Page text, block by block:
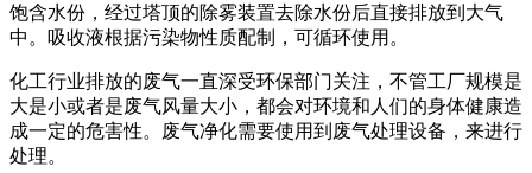
饱含水份，经过塔顶的除雾装置去除水份后直接排放到大气
中。吸收液根据污染物性质配制，可循环使用。
化工行业排放的废气一直深受环保部门关注，不管工厂规模是
大是小或者是废气风量大小，都会对环境和人们的身体健康造
成一定的危害性。废气净化需要使用到废气处理设备，来进行
处理。